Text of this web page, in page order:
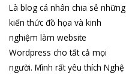
Là blog cá nhân chia sẻ những
kiến thức đồ họa và kinh
nghiệm làm website
Wordpress cho tất cả mọi
người. Mình rất yêu thích Nghệ